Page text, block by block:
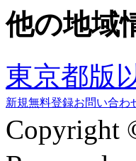
他の地域
東京都版
新規無料登録お問い合わ
Copyright